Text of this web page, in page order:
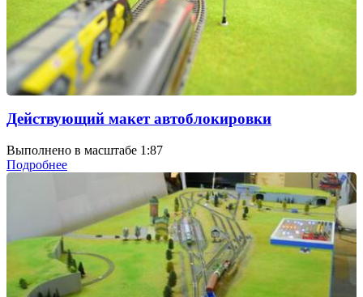
Действующий макет автоблокировки
Выполнено в масштабе 1:87
Подробнее